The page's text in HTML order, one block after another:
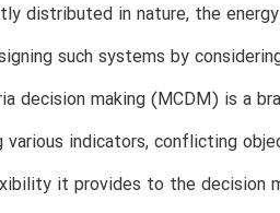
distributed in nature, the
such systems by
making (MCDM) is a
indicators, conflicting
it provides to the decision